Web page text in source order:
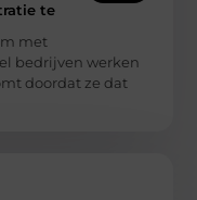
te
met
bedrijven werken
doordat ze dat